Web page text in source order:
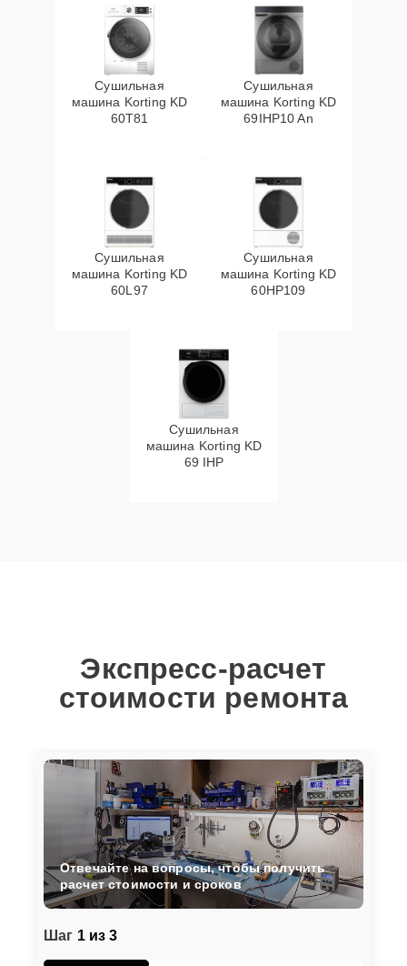
Сушильная
машина Korting KD
60T81
Сушильная
машина Korting KD
69IHP10 An
Сушильная
машина Korting KD
60L97
Сушильная
машина Korting KD
60HP109
Сушильная
машина Korting KD
69 IHP
Экспресс-расчет
стоимости ремонта
Шаг 1 из 3
Отвечайте на вопросы, чтобы получить
расчет стоимости и сроков